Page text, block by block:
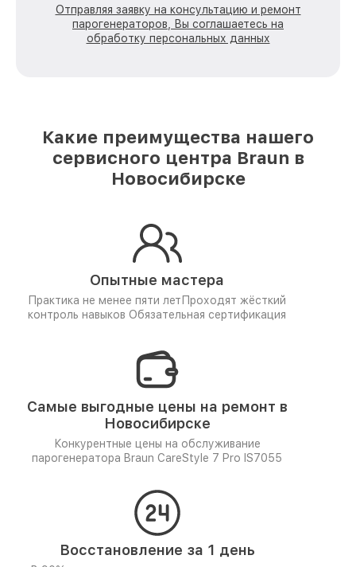
Отправляя заявку на консультацию и ремонт
парогенераторов, Вы соглашаетесь на
обработку персональных данных
Какие преимущества нашего
сервисного центра Braun в
Новосибирске
Опытные мастера
Практика не менее пяти лет Проходят жёсткий
контроль навыков Обязательная сертификация
Самые выгодные цены на ремонт в
Новосибирске
Конкурентные цены на обслуживание
парогенератора Braun CareStyle 7 Pro IS7055
Восстановление за 1 день